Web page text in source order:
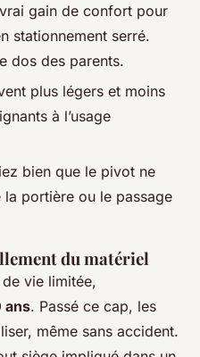
gain de confort pour
stationnement serré.
dos des parents.
plus légers et moins
à l’usage
bien que le pivot ne
la portière ou le passage
du matériel
vie limitée,
ans. Passé ce cap, les
même sans accident.